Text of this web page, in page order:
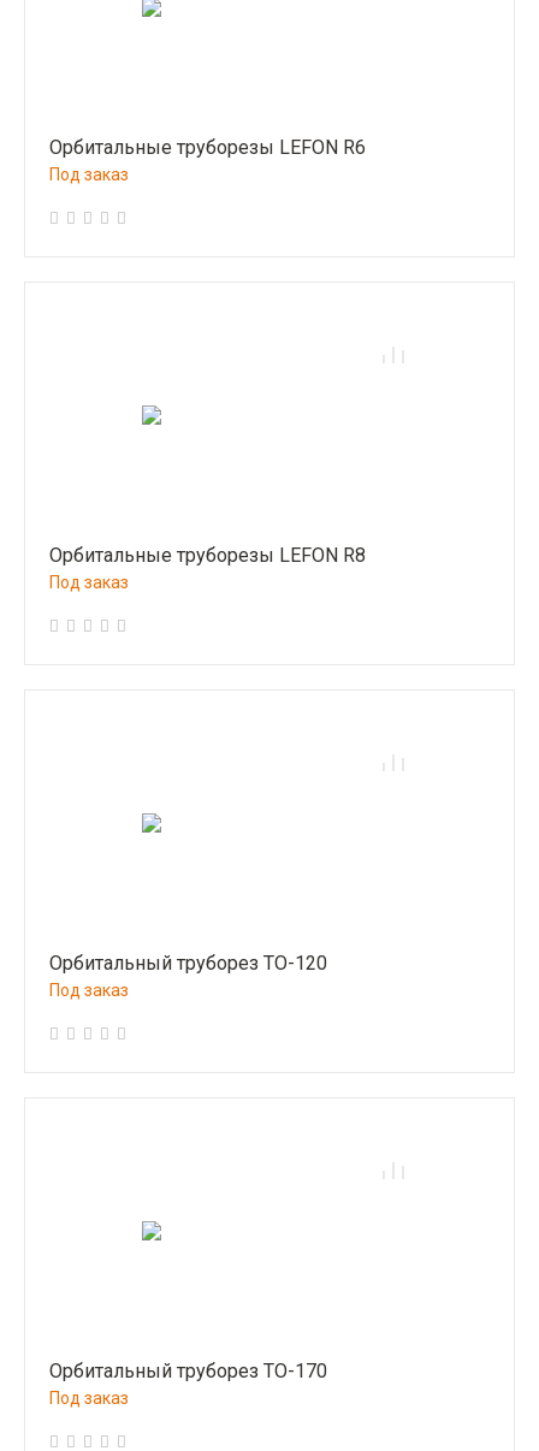
Орбитальные труборезы LEFON R6
Под заказ
Орбитальные труборезы LEFON R8
Под заказ
Орбитальный труборез ТО-120
Под заказ
Орбитальный труборез ТО-170
Под заказ